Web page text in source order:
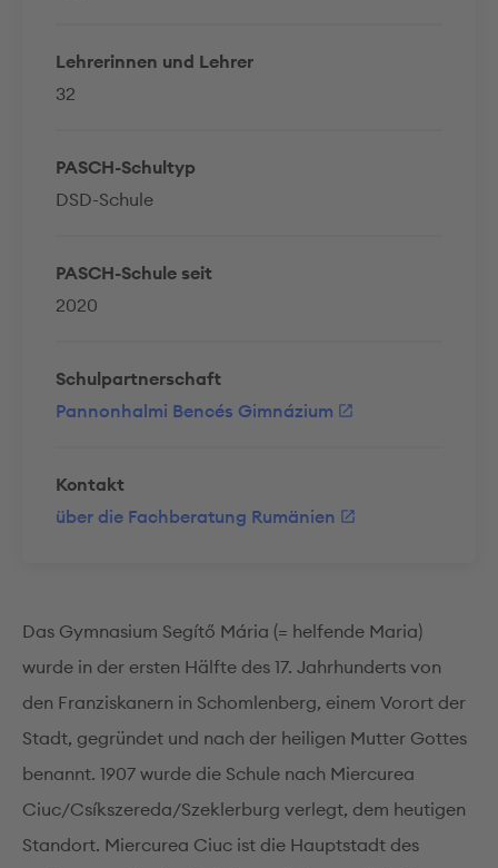
Lehrerinnen und Lehrer
32
PASCH-Schultyp
DSD-Schule
PASCH-Schule seit
2020
Schulpartnerschaft
Pannonhalmi Bencés Gimnázium
Kontakt
über die Fachberatung Rumänien
Das Gymnasium Segítő Mária (= helfende Maria)
wurde in der ersten Hälfte des 17. Jahrhunderts von
den Franziskanern in Schomlenberg, einem Vorort der
Stadt, gegründet und nach der heiligen Mutter Gottes
benannt. 1907 wurde die Schule nach Miercurea
Ciuc/Csíkszereda/Szeklerburg verlegt, dem heutigen
Standort. Miercurea Ciuc ist die Hauptstadt des